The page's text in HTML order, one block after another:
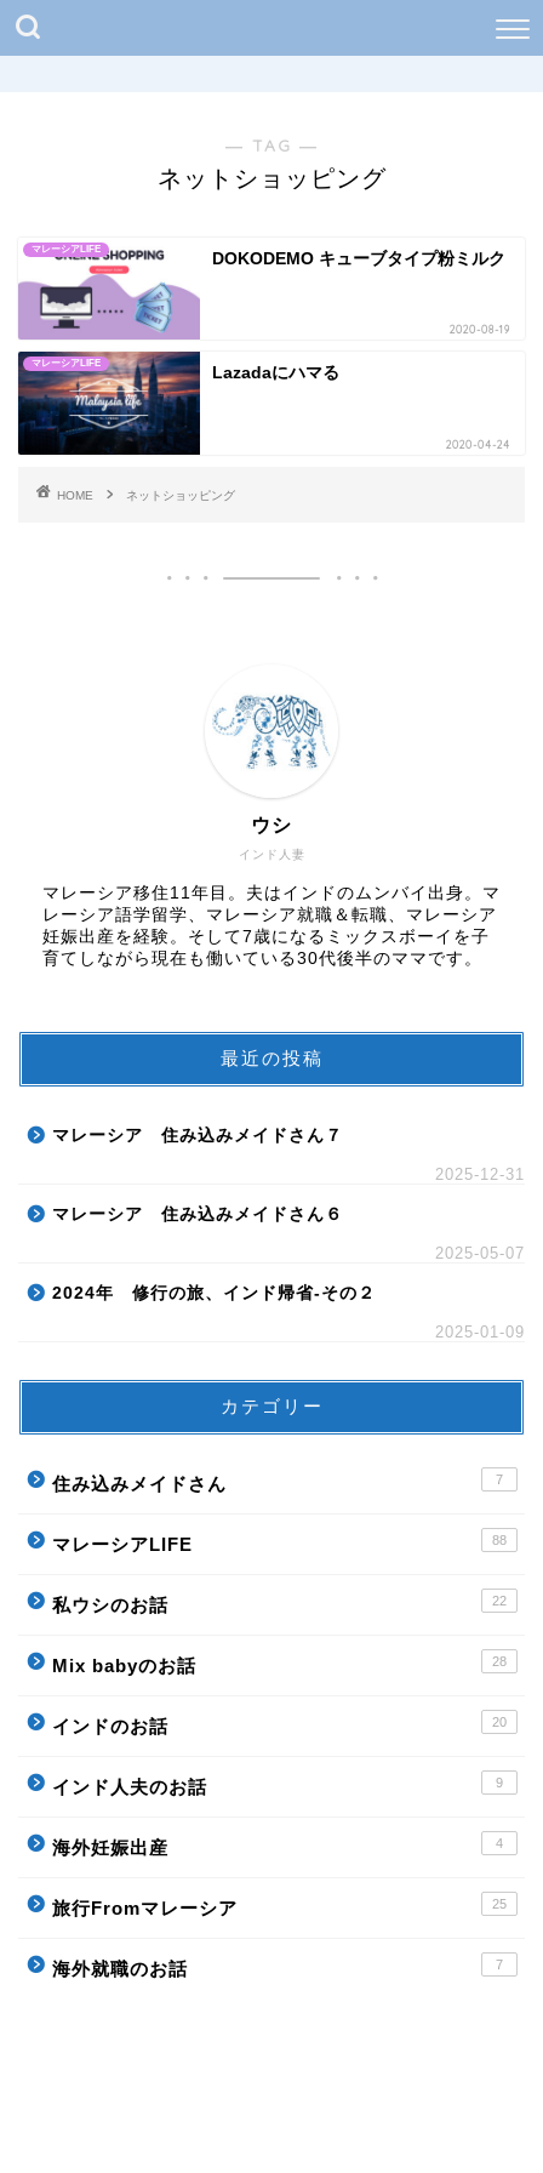
― TAG ―
ネットショッピング
マレーシアLIFE DOKODEMO キューブタイプ粉ミルク
2020-08-19
マレーシアLIFE Lazadaにハマる
2020-04-24
HOME ネットショッピング
インド人妻
ウシ
マレーシア移住11年目。夫はインドのムンバイ出身。マ
レーシア語学留学、マレーシア就職＆転職、マレーシア
妊娠出産を経験。そして7歳になるミックスボーイを子
育てしながら現在も働いている30代後半のママです。
最近の投稿
マレーシア 住み込みメイドさん７
2025-12-31
マレーシア 住み込みメイドさん６
2025-05-07
2024年 修行の旅、インド帰省-その２
2025-01-09
カテゴリー
住み込みメイドさん 7
マレーシアLIFE 88
私ウシのお話 22
Mix babyのお話 28
インドのお話 20
インド人夫のお話 9
海外妊娠出産 4
旅行Fromマレーシア 25
海外就職のお話 7